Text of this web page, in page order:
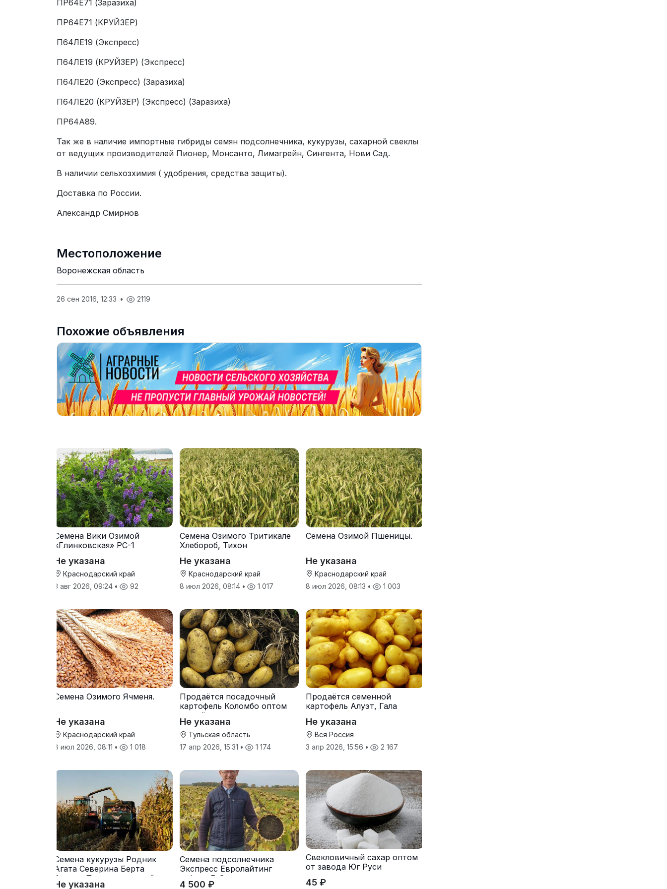
ПР64Е71 (Заразиха)
ПР64Е71 (КРУЙЗЕР)
П64ЛЕ19 (Экспресс)
П64ЛЕ19 (КРУЙЗЕР) (Экспресс)
П64ЛЕ20 (Экспресс) (Заразиха)
П64ЛЕ20 (КРУЙЗЕР) (Экспресс) (Заразиха)
ПР64А89.
Так же в наличие импортные гибриды семян подсолнечника, кукурузы, сахарной свеклы
от ведущих производителей Пионер, Монсанто, Лимагрейн, Сингента, Нови Сад.
В наличии сельхозхимия ( удобрения, средства защиты).
Доставка по России.
Александр Смирнов
Местоположение
Воронежская область
26 сен 2016, 12:33 • 2119
Похожие объявления
Семена Вики Озимой
«Глинковская» РС-1
Не указана
Краснодарский край
3 авг 2026, 09:24 • 92
Семена Озимого Тритикале
Хлебороб, Тихон
Не указана
Краснодарский край
8 июл 2026, 08:14 • 1 017
Семена Озимой Пшеницы.
Не указана
Краснодарский край
8 июл 2026, 08:13 • 1 003
Семена Озимого Ячменя.
Не указана
Краснодарский край
8 июл 2026, 08:11 • 1 018
Продаётся посадочный
картофель Коломбо оптом
от трёх тонн
Не указана
Тульская область
17 апр 2026, 15:31 • 1 174
Продаётся семенной
картофель Алуэт, Гала
Не указана
Вся Россия
3 апр 2026, 15:56 • 2 167
Семена кукурузы Родник
Агата Северина Берта
Вилора Прохладненский
Не указана
Семена подсолнечника
Экспресс Евролайтинг
гибрид F-G+
4 500 ₽
Свекловичный сахар оптом
от завода Юг Руси
45 ₽